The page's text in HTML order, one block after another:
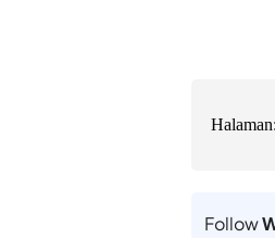
Halaman:
Follow